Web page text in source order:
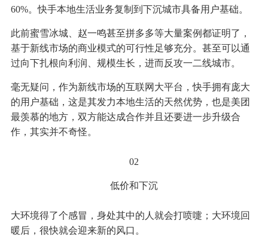
60%。快手本地生活业务复制到下沉城市具备用户基础。
此前蜜雪冰城、赵一鸣甚至拼多多等大量案例都证明了，
基于新线市场的商业模式的可行性足够充分。甚至可以通
过向下扎根向利润、规模生长，进而反攻一二线城市。
毫无疑问，作为新线市场的互联网大平台，快手拥有庞大
的用户基础，这是其发力本地生活的天然优势，也是美团
最羡慕的地方，双方能达成合作并且还要进一步升级合
作，其实并不奇怪。
02
低价和下沉
大环境得了个感冒，身处其中的人就会打喷嚏；大环境回
暖后，很快就会迎来新的风口。